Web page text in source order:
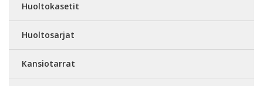
Huoltokasetit
Huoltosarjat
Kansiotarrat